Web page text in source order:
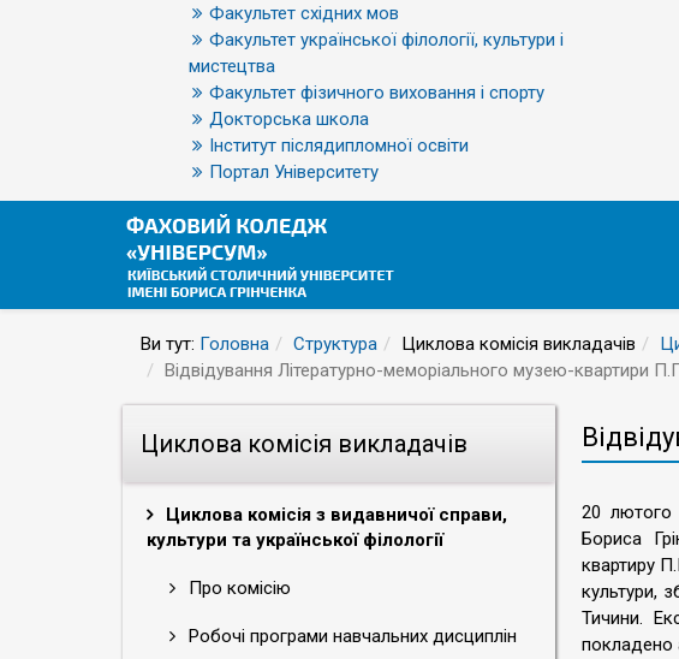
Факультет східних мов
Факультет української філології, культури і
мистецтва
Факультет фізичного виховання і спорту
Докторська школа
Інститут післядипломної освіти
Портал Університету
Ви тут: Головна Структура Циклова комісія викладачів
Відвідування Літературно-меморіального музею-квартири
Циклова комісія викладачів
Циклова комісія з видавничої справи,
культури та української філології
Про комісію
Робочі програми навчальних дисциплін
20 лютого
Бориса
квартиру
культури,
Тичини.
покладено